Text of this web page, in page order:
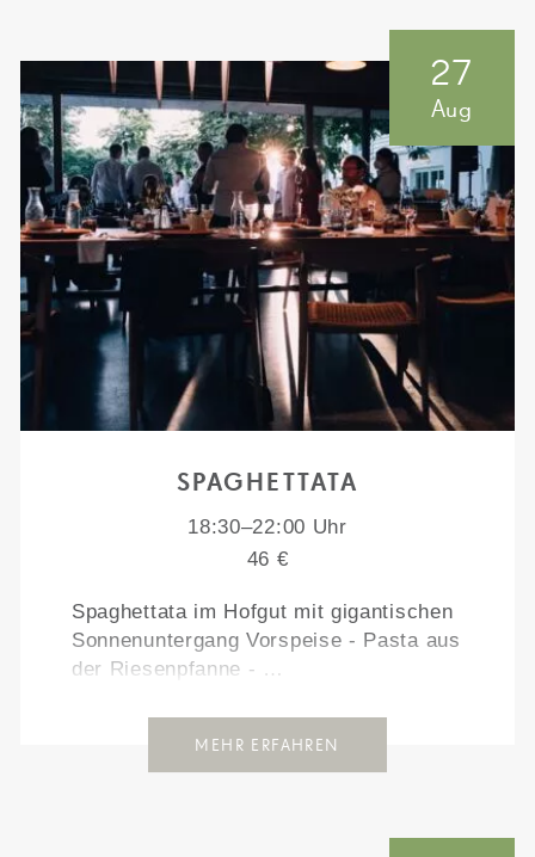
27
Aug
SPAGHETTATA
18:30–22:00 Uhr
46 €
Spaghettata im Hofgut mit gigantischen
Sonnenuntergang Vorspeise - Pasta aus
der Riesenpfanne - …
MEHR ERFAHREN